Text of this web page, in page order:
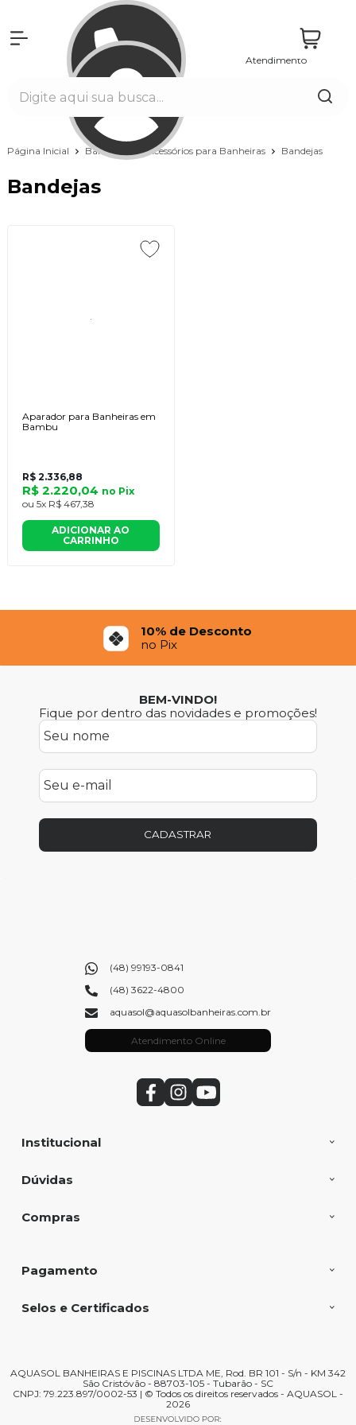
Atendimento
Página Inicial Banheiras Acessórios para Banheiras Bandejas
Bandejas
Aparador para Banheiras em
Bambu
R$ 2.336,88
R$ 2.220,04 no Pix
ou 5x R$ 467,38
ADICIONAR AO
CARRINHO
10% de Desconto
no Pix
BEM-VINDO!
Fique por dentro das novidades e promoções!
CADASTRAR
Institucional
Dúvidas
Compras
(48) 99193-0841
(48) 3622-4800
aquasol@aquasolbanheiras.com.br
Atendimento Online
Pagamento
Selos e Certificados
AQUASOL BANHEIRAS E PISCINAS LTDA ME, Rod. BR 101 - S/n - KM 342
São Cristóvão - 88703-105 - Tubarão - SC
CNPJ: 79.223.897/0002-53 | © Todos os direitos reservados - AQUASOL -
2026